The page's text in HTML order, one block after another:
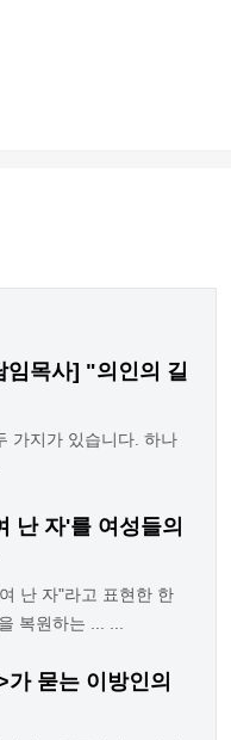
임목사] "의인의 길
가지가 있습니다. 하나
난 자'를 여성들의
난 자"라고 표현한 한
복원하는 ... ...
묻는 이방인의